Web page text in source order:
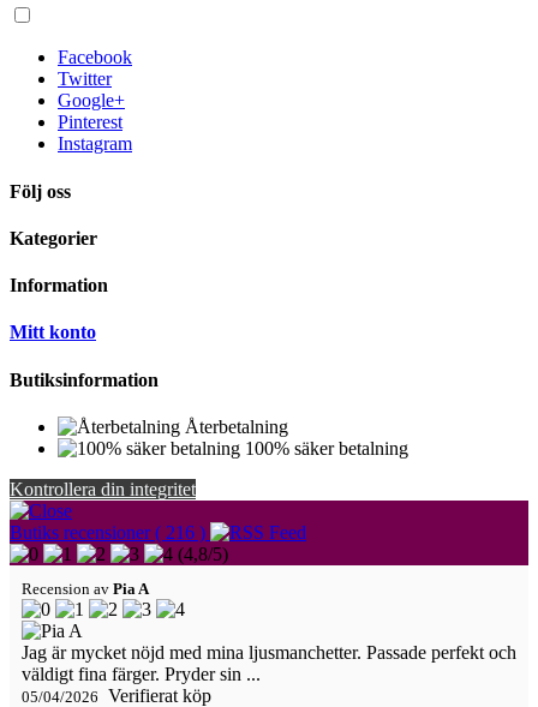
Facebook
Twitter
Google+
Pinterest
Instagram
Följ oss
Kategorier
Information
Mitt konto
Butiksinformation
Återbetalning
100% säker betalning
Kontrollera din integritet
Butiks recensioner ( 216 )
(4,8/5)
Recension av Pia A
Jag är mycket nöjd med mina ljusmanchetter. Passade perfekt och
väldigt fina färger. Pryder sin ...
05/04/2026 Verifierat köp